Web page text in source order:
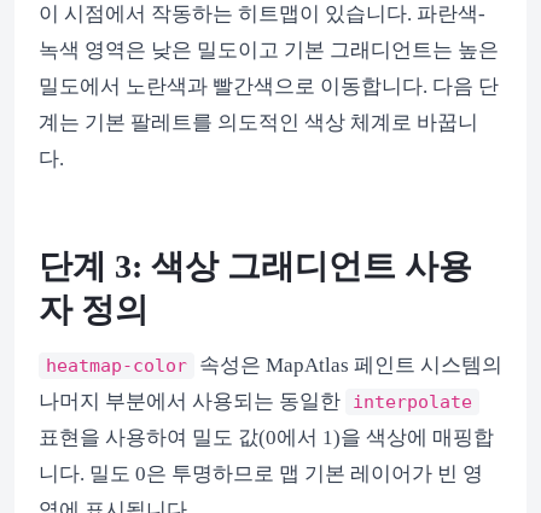
이 시점에서 작동하는 히트맵이 있습니다. 파란색-
녹색 영역은 낮은 밀도이고 기본 그래디언트는 높은
밀도에서 노란색과 빨간색으로 이동합니다. 다음 단
계는 기본 팔레트를 의도적인 색상 체계로 바꿉니
다.
단계 3: 색상 그래디언트 사용
자 정의
heatmap-color
속성은 MapAtlas 페인트 시스템의
나머지 부분에서 사용되는 동일한
interpolate
표현을 사용하여 밀도 값(0에서 1)을 색상에 매핑합
니다. 밀도 0은 투명하므로 맵 기본 레이어가 빈 영